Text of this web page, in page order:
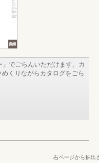
でごらんいただけます。カ
くりながらカタログをごら
右ページから抽出